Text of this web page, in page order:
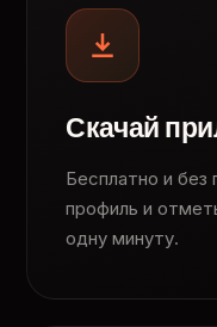
Скачай
Бесплатно и без
профиль и
одну минуту.